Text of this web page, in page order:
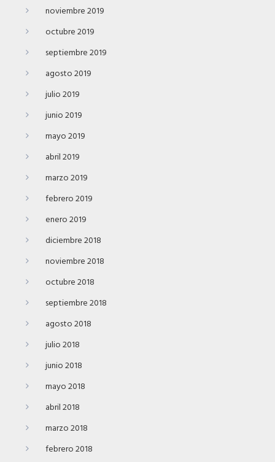
noviembre 2019
octubre 2019
septiembre 2019
agosto 2019
julio 2019
junio 2019
mayo 2019
abril 2019
marzo 2019
febrero 2019
enero 2019
diciembre 2018
noviembre 2018
octubre 2018
septiembre 2018
agosto 2018
julio 2018
junio 2018
mayo 2018
abril 2018
marzo 2018
febrero 2018